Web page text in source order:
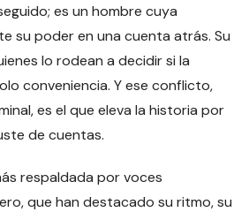
es un hombre cuya
su poder en una cuenta atrás. Su
lo rodean a decidir si la
conveniencia. Y ese conflicto,
es el que eleva la historia por
de cuentas.
respaldada por voces
que han destacado su ritmo, su